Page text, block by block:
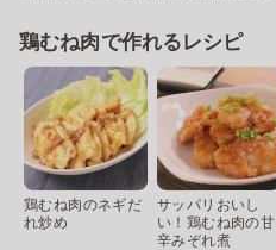
鶏むね肉で作れるレシピ
鶏むね肉のネギだ
れ炒め
サッパリおいし
い！鶏むね肉の甘
辛みぞれ煮